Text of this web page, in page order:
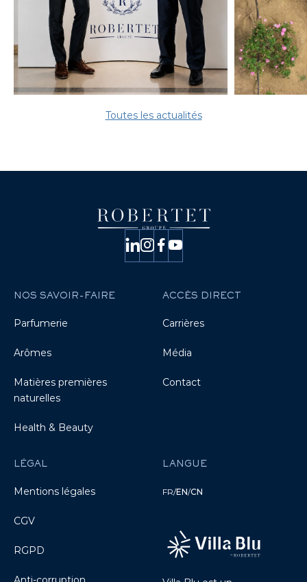
Toutes les actualités
NOS SAVOIR-FAIRE
Parfumerie
Arômes
Matières premières
naturelles
Health & Beauty
ACCÈS DIRECT
Carrières
Média
Contact
LÉGAL
Mentions légales
CGV
RGPD
LANGUE
FR/EN/CN